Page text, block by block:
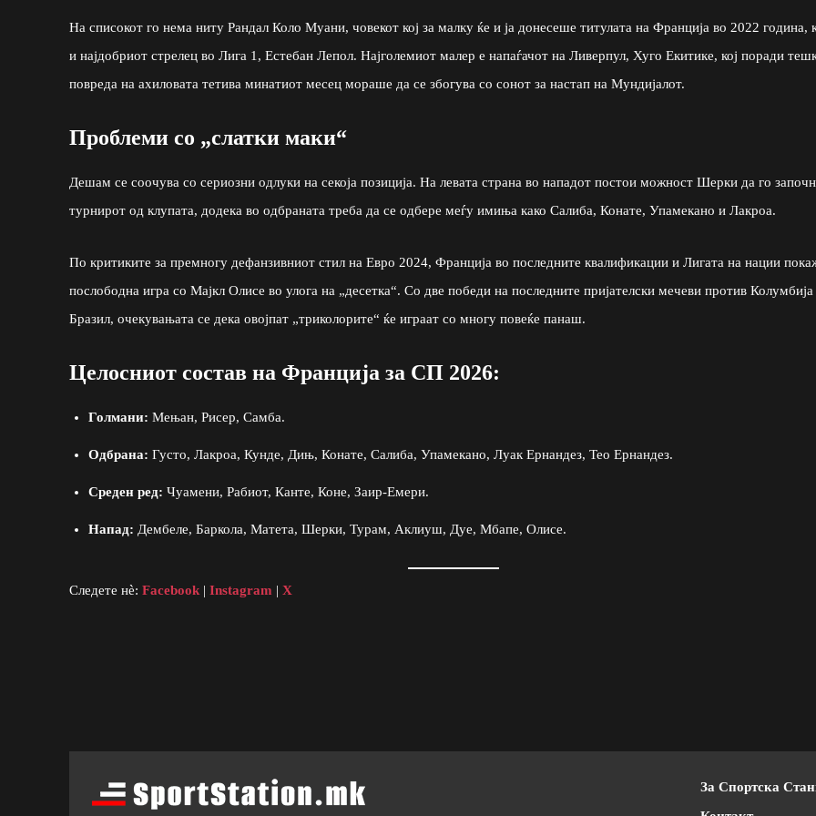
На списокот го нема ниту Рандал Коло Муани, човекот кој за малку ќе и ја донесеше титулата на Франција во 2022 година,
и најдобриот стрелец во Лига 1, Естебан Лепол. Најголемиот малер е напаѓачот на Ливерпул, Хуго Екитике, кој поради
повреда на ахиловата тетива минатиот месец мораше да се збогува со сонот за настап на Мундијалот.
Проблеми со „слатки маки“
Дешам се соочува со сериозни одлуки на секоја позиција. На левата страна во нападот постои можност Шерки да го
турнирот од клупата, додека во одбраната треба да се одбере меѓу имиња како Салиба, Конате, Упамекано и Лакроа.
По критиките за премногу дефанзивниот стил на Евро 2024, Франција во последните квалификации и Лигата на нации
послободна игра со Мајкл Олисе во улога на „десетка“. Со две победи на последните пријателски мечеви против
Бразил, очекувањата се дека овојпат „триколорите“ ќе играат со многу повеќе панаш.
Целосниот состав на Франција за СП 2026:
Голмани: Мењан, Рисер, Самба.
Одбрана: Густо, Лакроа, Кунде, Дињ, Конате, Салиба, Упамекано, Луак Ернандез, Тео Ернандез.
Среден ред: Чуамени, Рабиот, Канте, Коне, Заир-Емери.
Напад: Дембеле, Баркола, Матета, Шерки, Турам, Аклиуш, Дуе, Мбапе, Олисе.
Следете нè: Facebook | Instagram | X
За Спортска